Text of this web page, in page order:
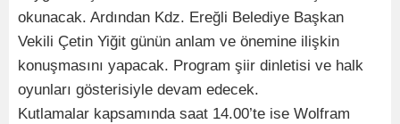
okunacak. Ardından Kdz. Ereğli Belediye Başkan
Vekili Çetin Yiğit günün anlam ve önemine ilişkin
konuşmasını yapacak. Program şiir dinletisi ve halk
oyunları gösterisiyle devam edecek.
Kutlamalar kapsamında saat 14.00’te ise Wolfram